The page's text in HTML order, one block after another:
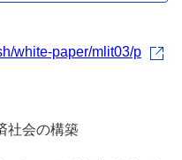
white-paper/mlit03/p
社会の構築